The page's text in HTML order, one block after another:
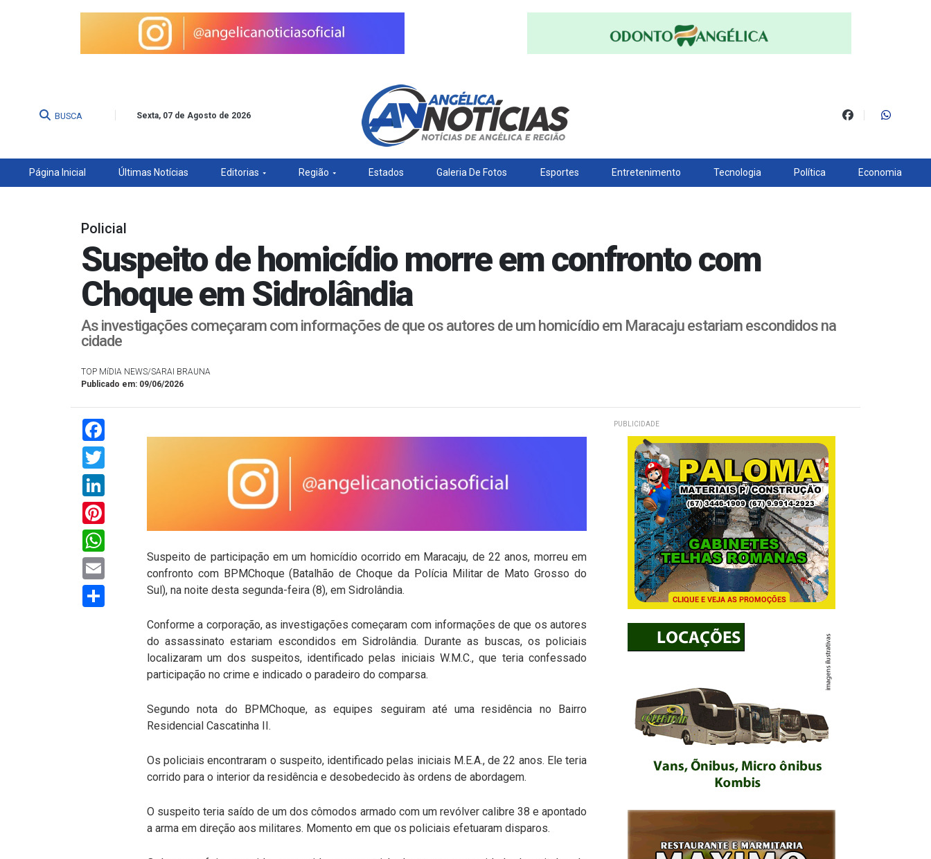
BUSCA Sexta, 07 de Agosto de 2026
Página Inicial Últimas Notícias Editorias Região Estados Galeria De Fotos Esportes Entretenimento Tecnologia Política Economia
Policial
Suspeito de homicídio morre em confronto com
Choque em Sidrolândia
As investigações começaram com informações de que os autores de um homicídio em Maracaju estariam escondidos na
cidade
TOP MíDIA NEWS/SARAI BRAUNA
Publicado em: 09/06/2026
WhatsApp
Compartilhar
Suspeito de participação em um homicídio ocorrido em Maracaju, de 22 anos, morreu em
confronto com BPMChoque (Batalhão de Choque da Polícia Militar de Mato Grosso do
Sul), na noite desta segunda-feira (8), em Sidrolândia.
Conforme a corporação, as investigações começaram com informações de que os autores
do assassinato estariam escondidos em Sidrolândia. Durante as buscas, os policiais
localizaram um dos suspeitos, identificado pelas iniciais W.M.C., que teria confessado
participação no crime e indicado o paradeiro do comparsa.
Segundo nota do BPMChoque, as equipes seguiram até uma residência no Bairro
Residencial Cascatinha II.
Os policiais encontraram o suspeito, identificado pelas iniciais M.E.A., de 22 anos. Ele teria
corrido para o interior da residência e desobedecido às ordens de abordagem.
O suspeito teria saído de um dos cômodos armado com um revólver calibre 38 e apontado
a arma em direção aos militares. Momento em que os policiais efetuaram disparos.
PUBLICIDADE